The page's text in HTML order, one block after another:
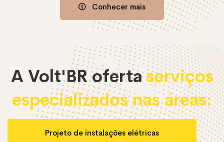
Conhecer mais
A Volt'BR ofertaserviços
especializados nas áreas:
Projeto de instalações elétricas